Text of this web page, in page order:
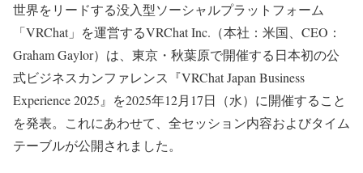
世界をリードする没入型ソーシャルプラットフォーム
「VRChat」を運営するVRChat Inc.（本社：米国、CEO：
Graham Gaylor）は、東京・秋葉原で開催する日本初の公
式ビジネスカンファレンス『VRChat Japan Business
Experience 2025』を2025年12月17日（水）に開催すること
を発表。これにあわせて、全セッション内容およびタイム
テーブルが公開されました。